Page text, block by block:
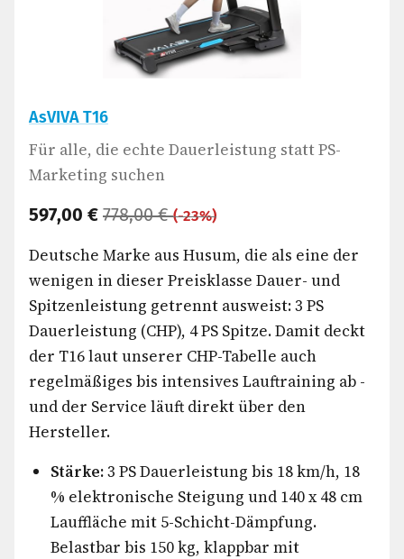
AsVIVA T16
Für alle, die echte Dauerleistung statt PS-
Marketing suchen
597,00 € 778,00 €(-23%)
Deutsche Marke aus Husum, die als eine der
wenigen in dieser Preisklasse Dauer- und
Spitzenleistung getrennt ausweist: 3 PS
Dauerleistung (CHP), 4 PS Spitze. Damit deckt
der T16 laut unserer CHP-Tabelle auch
regelmäßiges bis intensives Lauftraining ab -
und der Service läuft direkt über den
Hersteller.
Stärke:3 PS Dauerleistung bis 18 km/h, 18
% elektronische Steigung und 140 x 48 cm
Lauffläche mit 5-Schicht-Dämpfung.
Belastbar bis 150 kg, klappbar mit